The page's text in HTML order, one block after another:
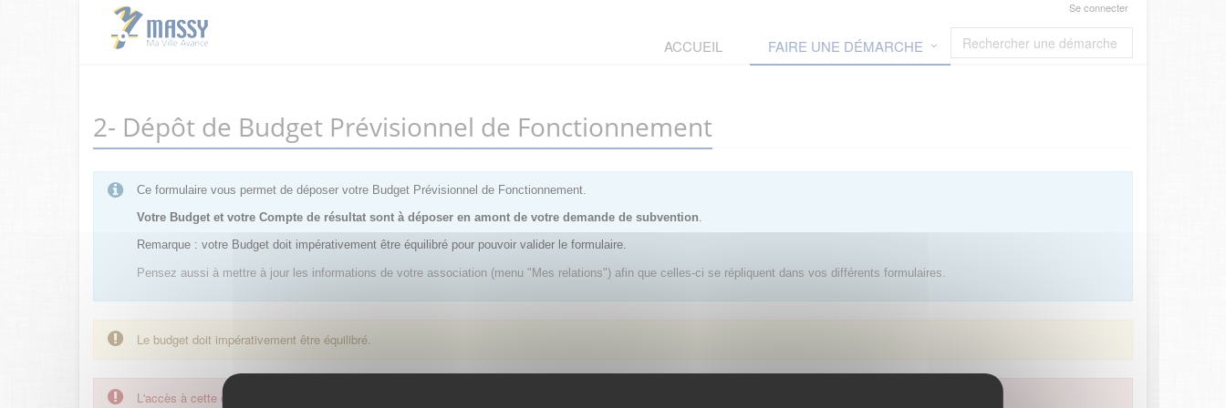
Se connecter
ACCUEIL FAIRE UNE DÉMARCHE
2- Dépôt de Budget Prévisionnel de Fonctionnement
Ce formulaire vous permet de déposer votre Budget Prévisionnel de Fonctionnement.
Votre Budget et votre Compte de résultat sont à déposer en amont de votre demande de subvention.
Remarque : votre Budget doit impérativement être équilibré pour pouvoir valider le formulaire.
Pensez aussi à mettre à jour les informations de votre association (menu "Mes relations") afin que celles-ci se répliquent dans vos différents formulaires.
Le budget doit impérativement être équilibré.
L'accès à cette démarche ne vous est pas autorisé. Afin d'y avoir accès, vous devez